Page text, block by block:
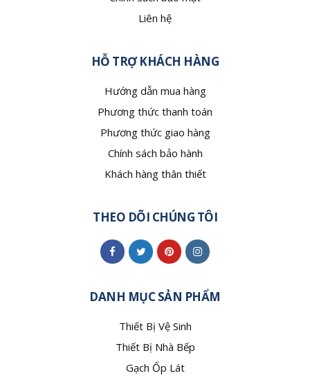
Liên hệ
HỖ TRỢ KHÁCH HÀNG
Hướng dẫn mua hàng
Phương thức thanh toán
Phương thức giao hàng
Chính sách bảo hành
Khách hàng thân thiết
THEO DÕI CHÚNG TÔI
DANH MỤC SẢN PHẨM
Thiết Bị Vệ Sinh
Thiết Bị Nhà Bếp
Gạch Ốp Lát